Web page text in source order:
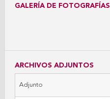
GALERÍA DE FOTOGRAFÍAS
ARCHIVOS ADJUNTOS
Adjunto